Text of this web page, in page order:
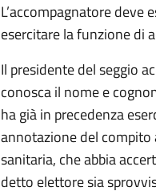
L’accompagnatore deve
esercitare la funzione di
Il presidente del seggio
conosca il nome e
ha già in precedenza
annotazione del compito
sanitaria, che abbia
detto elettore sia